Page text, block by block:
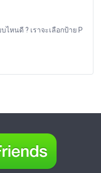
ไหนดี ? เราจะเลือกป้าย P